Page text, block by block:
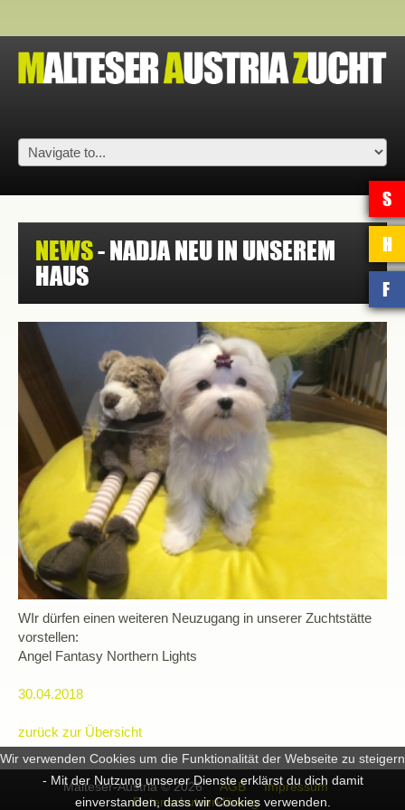
Wir verwenden Cookies um die Funktionalität der Webseite zu steigern
- Mit der Nutzung unserer Dienste erklärst du dich damit
einverstanden, dass wir Cookies verwenden.
S
H
F
NEWS- NADJA NEU IN UNSEREM
HAUS
WIr dürfen einen weiteren Neuzugang in unserer Zuchtstätte
vorstellen:
Angel Fantasy Northern Lights
30.04.2018
zurück zur Übersicht
Malteser-Austria © 2026AGB
Impressum
Datenschutzerklärung